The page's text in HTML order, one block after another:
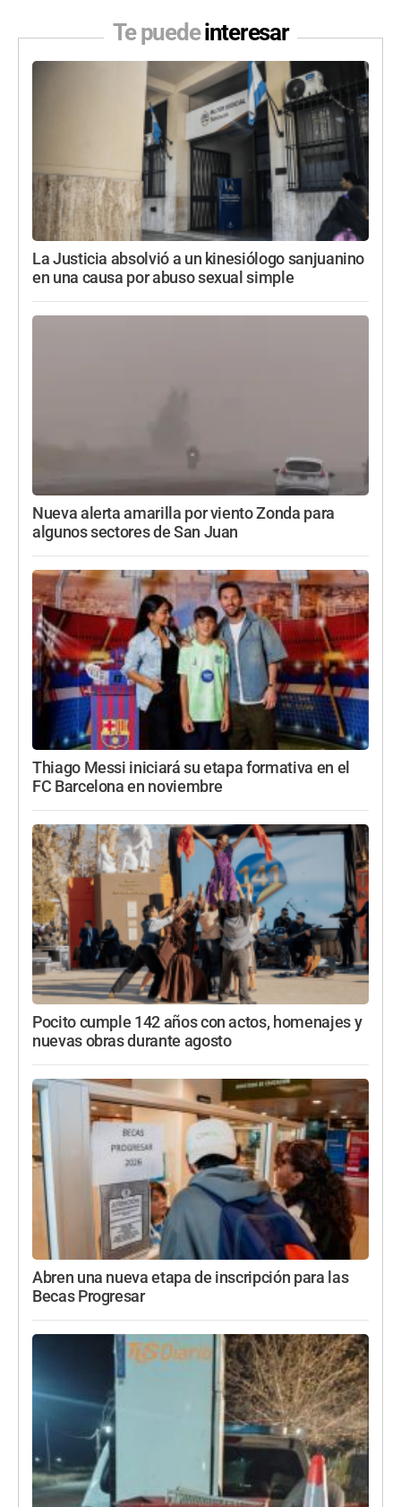
Te puedeinteresar
La Justicia absolvió a un kinesiólogo sanjuanino
en una causa por abuso sexual simple
Nueva alerta amarilla por viento Zonda para
algunos sectores de San Juan
Thiago Messi iniciará su etapa formativa en el
FC Barcelona en noviembre
Pocito cumple 142 años con actos, homenajes y
nuevas obras durante agosto
Abren una nueva etapa de inscripción para las
Becas Progresar